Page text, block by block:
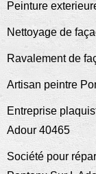
Peinture
Nettoyage de
Ravalement de
Artisan peintre
Entreprise
Adour 40465
Société pour